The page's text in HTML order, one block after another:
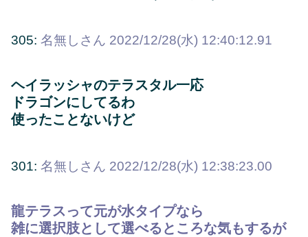
305: 名無しさん 2022/12/28(水) 12:40:12.91
ヘイラッシャのテラスタル一応
ドラゴンにしてるわ
使ったことないけど
301: 名無しさん 2022/12/28(水) 12:38:23.00
龍テラスって元が水タイプなら
雑に選択肢として選べるところな気もするが